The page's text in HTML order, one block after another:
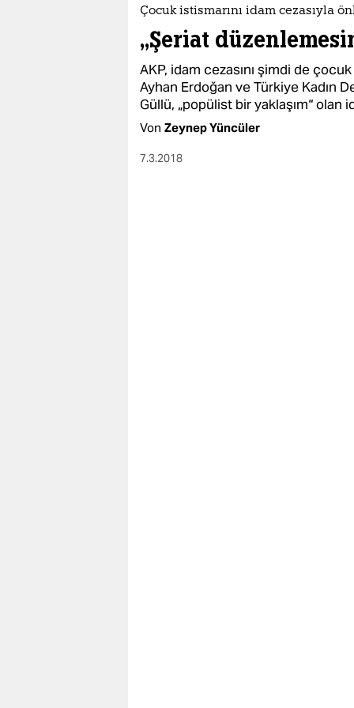
epaper login
Çocuk istismarını idam cezasıyla
„Şeriat
AKP, idam cezasını şimdi de
Ayhan Erdoğan ve Türkiye Kadın
Güllü, „popülist bir yaklaşım“ olan
Von Zeynep Yüncüler
7.3.2018